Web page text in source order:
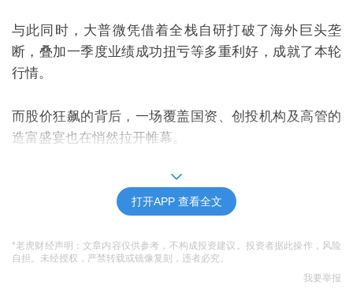
与此同时，大普微凭借着全栈自研打破了海外巨头垄
断，叠加一季度业绩成功扭亏等多重利好，成就了本轮
行情。
而股价狂飙的背后，一场覆盖国资、创投机构及高管的
造富盛宴也在悄然拉开帷幕。
最终收于631元，涨幅达19.96%，总市值攀升至2752.53
亿元。
打开APP 查看全文
*老虎财经声明：文章内容仅供参考，不构成投资建议。投资者据此操作，风险
自担。未经授权，严禁转载或镜像复刻，违者必究。
我要举报